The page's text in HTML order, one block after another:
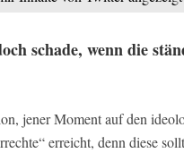
schade, wenn die
jener Moment auf den
erreicht, denn diese